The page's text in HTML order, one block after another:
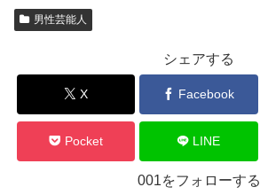
男性芸能人
シェアする
X Facebook
Pocket LINE
001をフォローする